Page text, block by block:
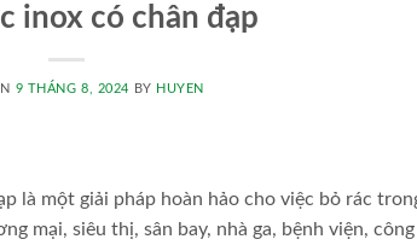
inox có chân đạp
9 THÁNG 8, 2024 BY HUYEN
là một giải pháp hoàn hảo cho việc bỏ rác
mại, siêu thị, sân bay, nhà ga, bệnh viện,